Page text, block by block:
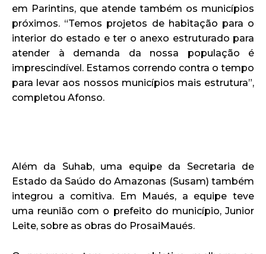
em Parintins, que atende também os municípios
próximos. “Temos projetos de habitação para o
interior do estado e ter o anexo estruturado para
atender à demanda da nossa população é
imprescindível. Estamos correndo contra o tempo
para levar aos nossos municípios mais estrutura”,
completou Afonso.
Além da Suhab, uma equipe da Secretaria de
Estado da Saúdo do Amazonas (Susam) também
integrou a comitiva. Em Maués, a equipe teve
uma reunião com o prefeito do município, Junior
Leite, sobre as obras do ProsaiMaués.